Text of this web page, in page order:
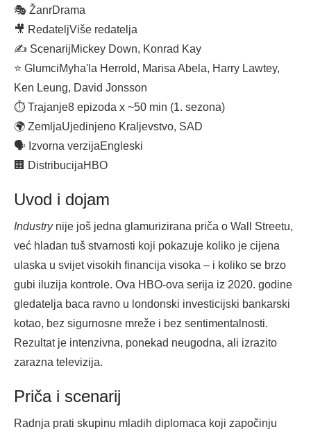
🎭 ŽanrDrama
🎥 RedateljViše redatelja
✍️ ScenarijMickey Down, Konrad Kay
⭐ GlumciMyha'la Herrold, Marisa Abela, Harry Lawtey,
Ken Leung, David Jonsson
⏱ Trajanje8 epizoda x ~50 min (1. sezona)
🌍 ZemljaUjedinjeno Kraljevstvo, SAD
🗣 Izvorna verzijaEngleski
🏢 DistribucijaHBO
Uvod i dojam
Industrynije još jedna glamurizirana priča o Wall Streetu,
već hladan tuš stvarnosti koji pokazuje koliko je cijena
ulaska u svijet visokih financija visoka – i koliko se brzo
gubi iluzija kontrole. Ova HBO-ova serija iz 2020. godine
gledatelja baca ravno u londonski investicijski bankarski
kotao, bez sigurnosne mreže i bez sentimentalnosti.
Rezultat je intenzivna, ponekad neugodna, ali izrazito
zarazna televizija.
Priča i scenarij
Radnja prati skupinu mladih diplomaca koji započinju